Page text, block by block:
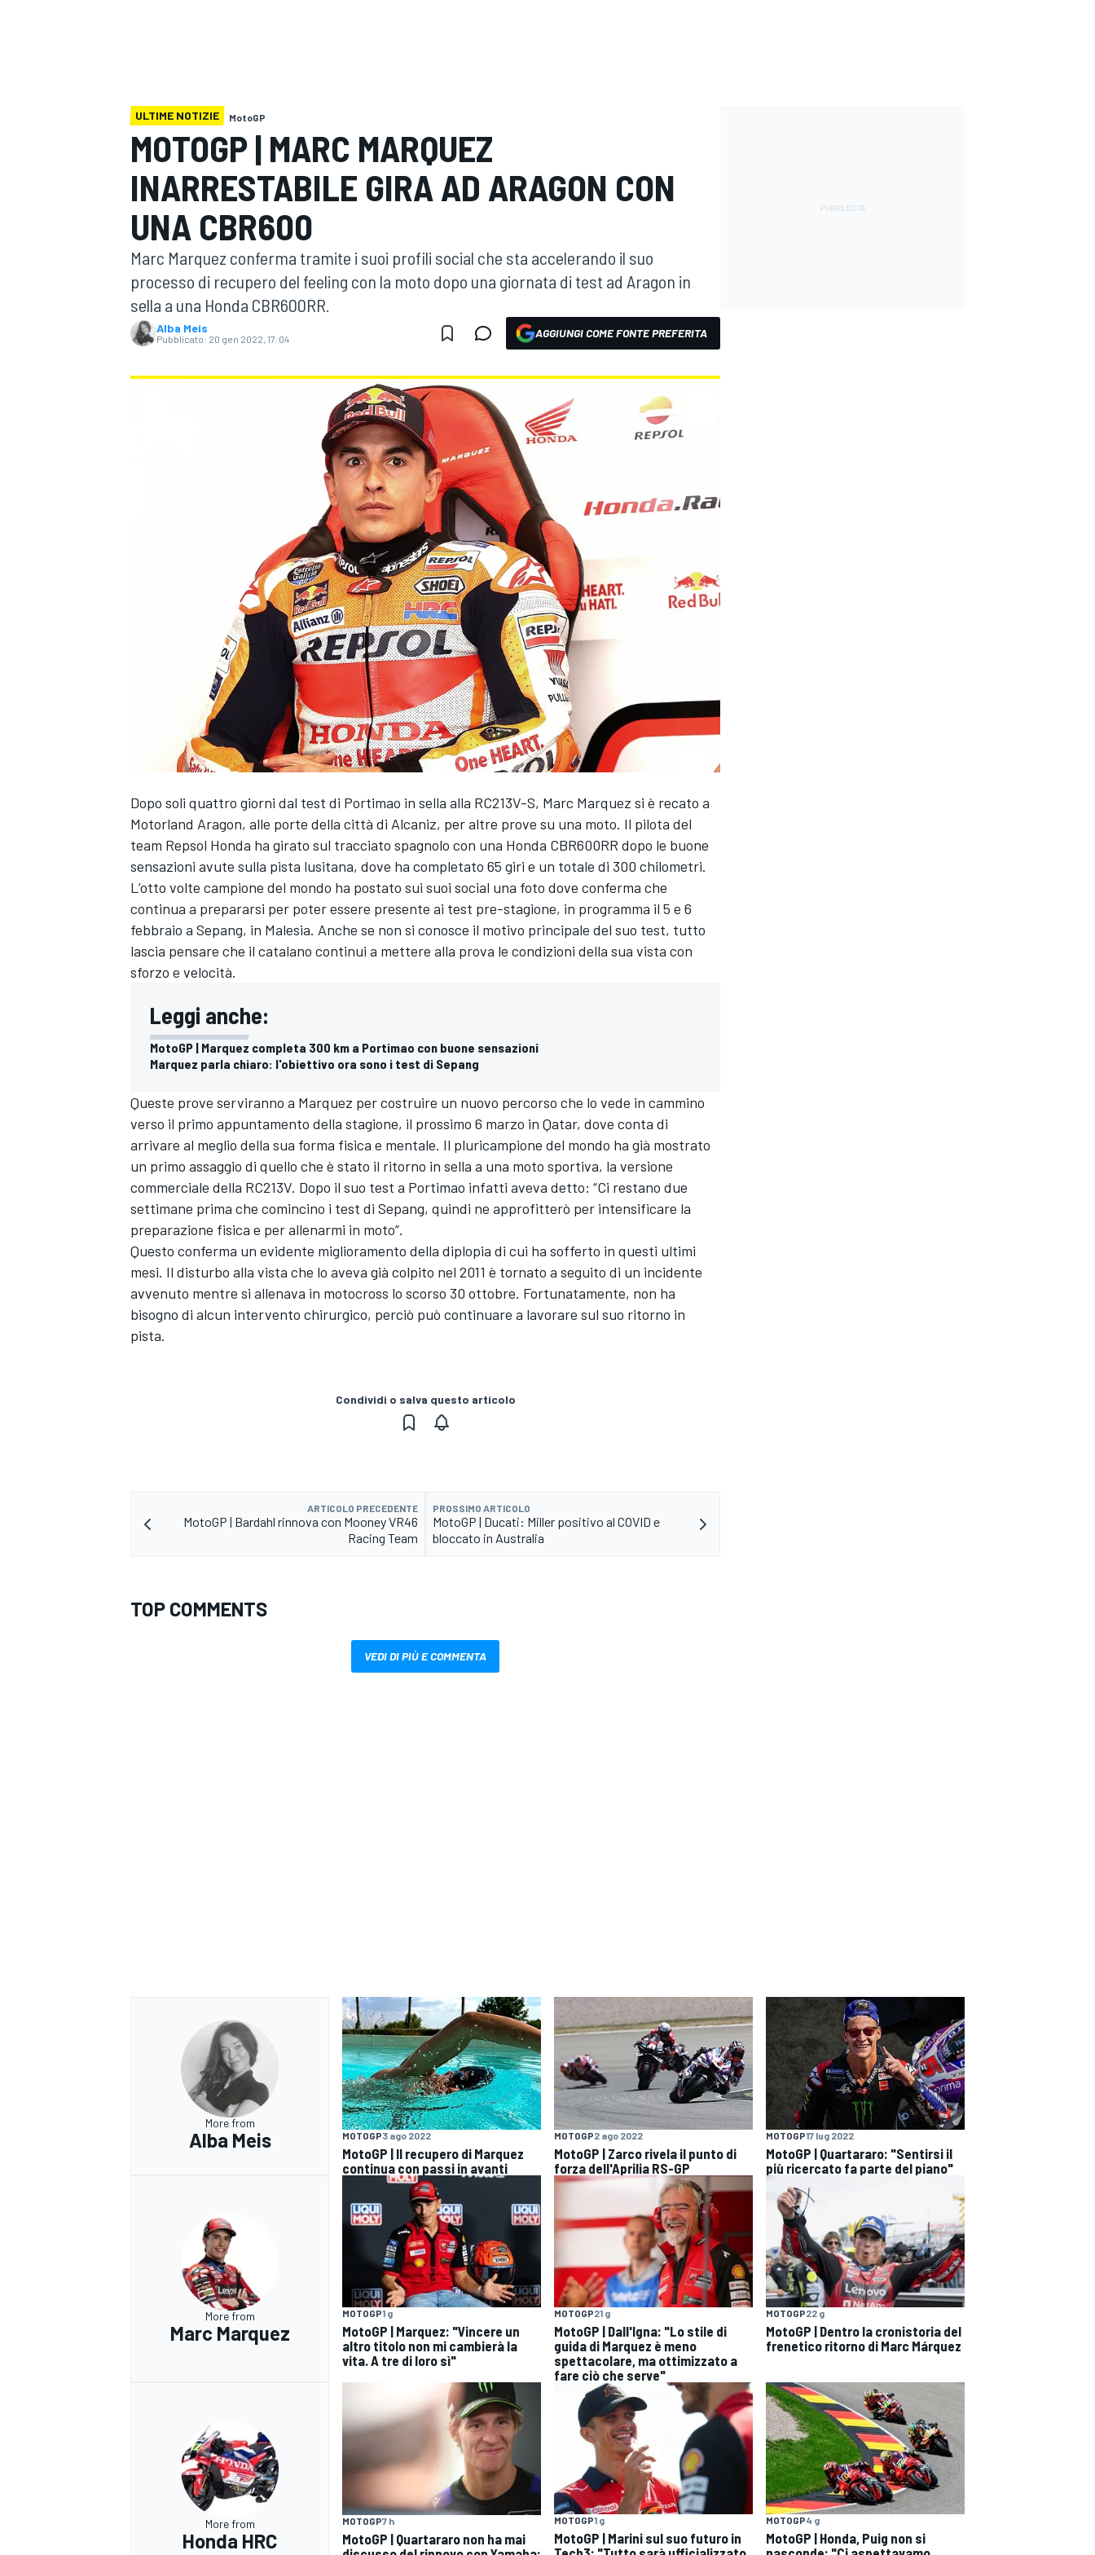
WRC
ULTIME NOTIZIE MotoGP
MOTOGP | MARC MARQUEZ
INARRESTABILE GIRA AD ARAGON CON
UNA CBR600
Marc Marquez conferma tramite i suoi profili social che sta accelerando il suo
processo di recupero del feeling con la moto dopo una giornata di test ad Aragon in
sella a una Honda CBR600RR.
Alba Meis
Pubblicato: 20 gen 2022, 17:04 AGGIUNGI COME FONTE PREFERITA
Dopo soli quattro giorni dal test di Portimao in sella alla RC213V-S, Marc Marquez si è recato a
Motorland Aragon, alle porte della città di Alcaniz, per altre prove su una moto. Il pilota del
team Repsol Honda ha girato sul tracciato spagnolo con una Honda CBR600RR dopo le buone
sensazioni avute sulla pista lusitana, dove ha completato 65 giri e un totale di 300 chilometri.
L’otto volte campione del mondo ha postato sui suoi social una foto dove conferma che
continua a prepararsi per poter essere presente ai test pre-stagione, in programma il 5 e 6
febbraio a Sepang, in Malesia. Anche se non si conosce il motivo principale del suo test, tutto
lascia pensare che il catalano continui a mettere alla prova le condizioni della sua vista con
sforzo e velocità.
Leggi anche:
MotoGP | Marquez completa 300 km a Portimao con buone sensazioni
Marquez parla chiaro: l'obiettivo ora sono i test di Sepang
Queste prove serviranno a Marquez per costruire un nuovo percorso che lo vede in cammino
verso il primo appuntamento della stagione, il prossimo 6 marzo in Qatar, dove conta di
arrivare al meglio della sua forma fisica e mentale. Il pluricampione del mondo ha già mostrato
un primo assaggio di quello che è stato il ritorno in sella a una moto sportiva, la versione
commerciale della RC213V. Dopo il suo test a Portimao infatti aveva detto: “Ci restano due
settimane prima che comincino i test di Sepang, quindi ne approfitterò per intensificare la
preparazione fisica e per allenarmi in moto”.
Questo conferma un evidente miglioramento della diplopia di cui ha sofferto in questi ultimi
mesi. Il disturbo alla vista che lo aveva già colpito nel 2011 è tornato a seguito di un incidente
avvenuto mentre si allenava in motocross lo scorso 30 ottobre. Fortunatamente, non ha
bisogno di alcun intervento chirurgico, perciò può continuare a lavorare sul suo ritorno in
pista.
Condividi o salva questo articolo
ARTICOLO PRECEDENTE
MotoGP | Bardahl rinnova con Mooney VR46
Racing Team
PROSSIMO ARTICOLO
MotoGP | Ducati: Miller positivo al COVID e
bloccato in Australia
TOP COMMENTS
VEDI DI PIÙ E COMMENTA
More from
Alba Meis MOTOGP3 ago 2022
MotoGP | Il recupero di Marquez
continua con passi in avanti
MOTOGP2 ago 2022
MotoGP | Zarco rivela il punto di
forza dell'Aprilia RS-GP
MOTOGP17 lug 2022
MotoGP | Quartararo: "Sentirsi il
più ricercato fa parte del piano"
More from
Marc Marquez
MOTOGP1 g
MotoGP | Marquez: "Vincere un
altro titolo non mi cambierà la
vita. A tre di loro sì"
MOTOGP21 g
MotoGP | Dall'Igna: "Lo stile di
guida di Marquez è meno
spettacolare, ma ottimizzato a
fare ciò che serve"
MOTOGP22 g
MotoGP | Dentro la cronistoria del
frenetico ritorno di Marc Márquez
More from
Honda HRC
MOTOGP7 h
MotoGP | Quartararo non ha mai
MOTOGP1 g
MotoGP | Marini sul suo futuro in
MOTOGP4 g
MotoGP | Honda, Puig non si